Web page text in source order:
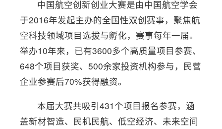
中国航空创新创业大赛是由中国航空学会
于2016年发起主办的全国性双创赛事，聚焦航
空科技领域项目选拔与孵化，赛事每年一届。
举办10年来，已有3600多个高质量项目参赛、
648个项目获奖、500余家投资机构参与，民营
企业参赛后70%获得融资。
本届大赛共吸引431个项目报名参赛，涵
盖新材智造、民机民航、低空经济、未来空间